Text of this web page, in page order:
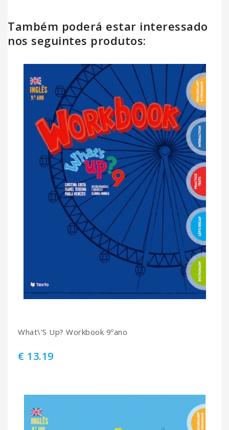
Também poderá estar interessado
nos seguintes produtos:
What\'S Up? Workbook 9ºano
€ 13.19